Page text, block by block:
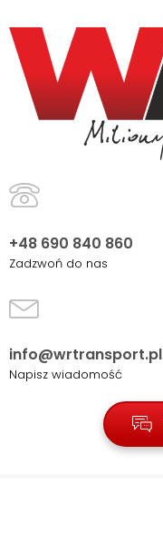
+48 690 840 860
Zadzwoń do nas
info@wrtransport.pl
Napisz wiadomość